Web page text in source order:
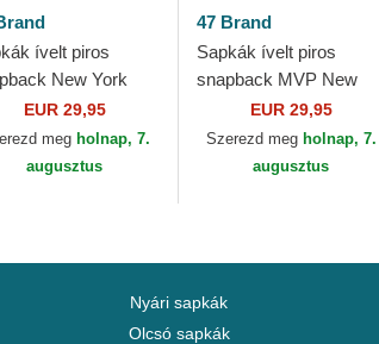
ívelt piros
New York
MLB 47 Brand
EUR 29,95
meg holnap, 7.
augusztus
47 Brand
Sapkák ívelt piros
snapback MVP New
York Yankees MLB 47
Brand
EUR 29,95
Szerezd meg holnap, 7.
augusztus
Nyári sapkák
Olcsó sapkák